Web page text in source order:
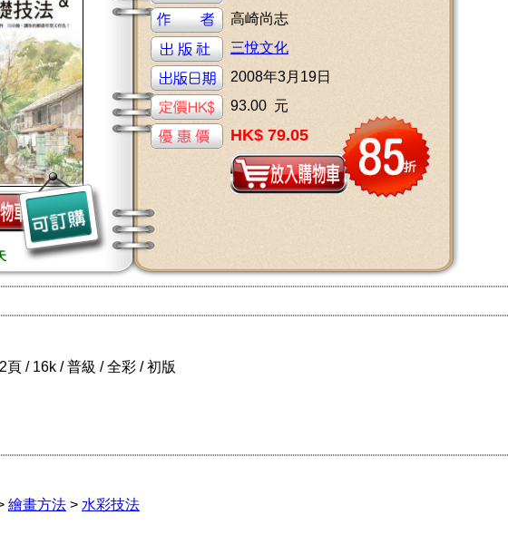
高崎尚志
三悅文化
2008年3月19日
93.00 元
HK$ 79.05
頁 / 16k / 普級 / 全彩 / 初版
繪畫方法 > 水彩技法